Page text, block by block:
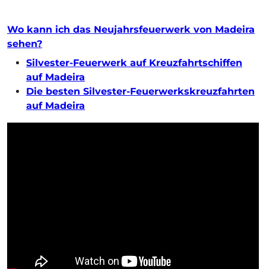
Wo kann ich das Neujahrsfeuerwerk von Madeira
sehen?
Silvester-Feuerwerk auf Kreuzfahrtschiffen
auf Madeira
Die besten Silvester-Feuerwerkskreuzfahrten
auf Madeira